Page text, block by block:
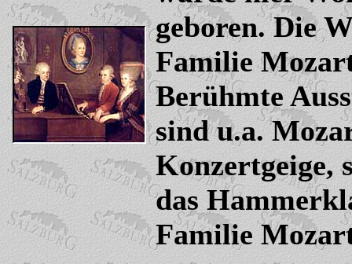
geboren. Die
Familie
Berühmte
sind u.a.
Konzertgeige,
das
Familie